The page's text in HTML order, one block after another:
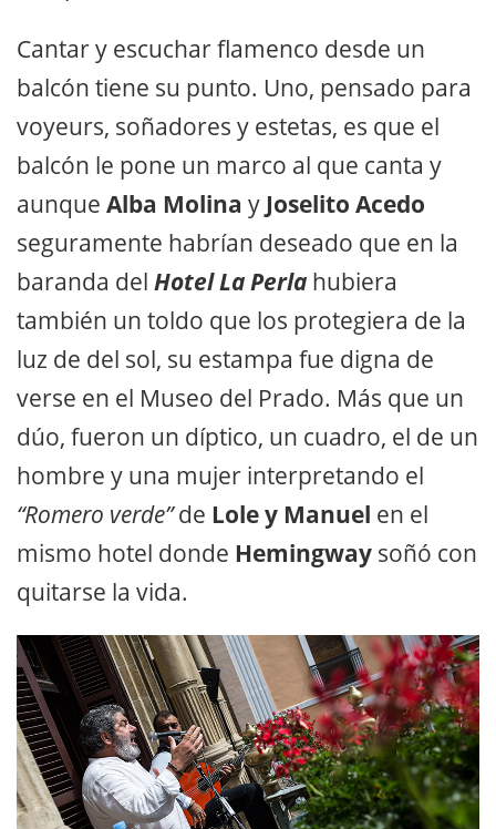
Cantar y escuchar flamenco desde un
balcón tiene su punto. Uno, pensado para
voyeurs, soñadores y estetas, es que el
balcón le pone un marco al que canta y
aunque Alba Molina y Joselito Acedo
seguramente habrían deseado que en la
baranda del Hotel La Perla hubiera
también un toldo que los protegiera de la
luz de del sol, su estampa fue digna de
verse en el Museo del Prado. Más que un
dúo, fueron un díptico, un cuadro, el de un
hombre y una mujer interpretando el
“Romero verde”de Lole y Manuel en el
mismo hotel donde Hemingway soñó con
quitarse la vida.